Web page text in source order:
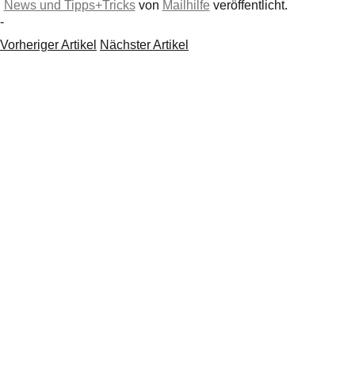
News und Tipps+Tricks von Mailhilfe veröffentlicht.
-
Vorheriger Artikel Nächster Artikel